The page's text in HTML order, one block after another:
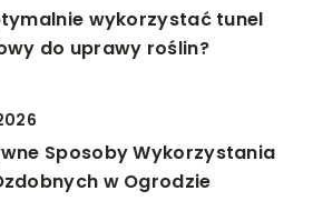
wykorzystać tunel
do uprawy roślin?
Sposoby Wykorzystania
w Ogrodzie